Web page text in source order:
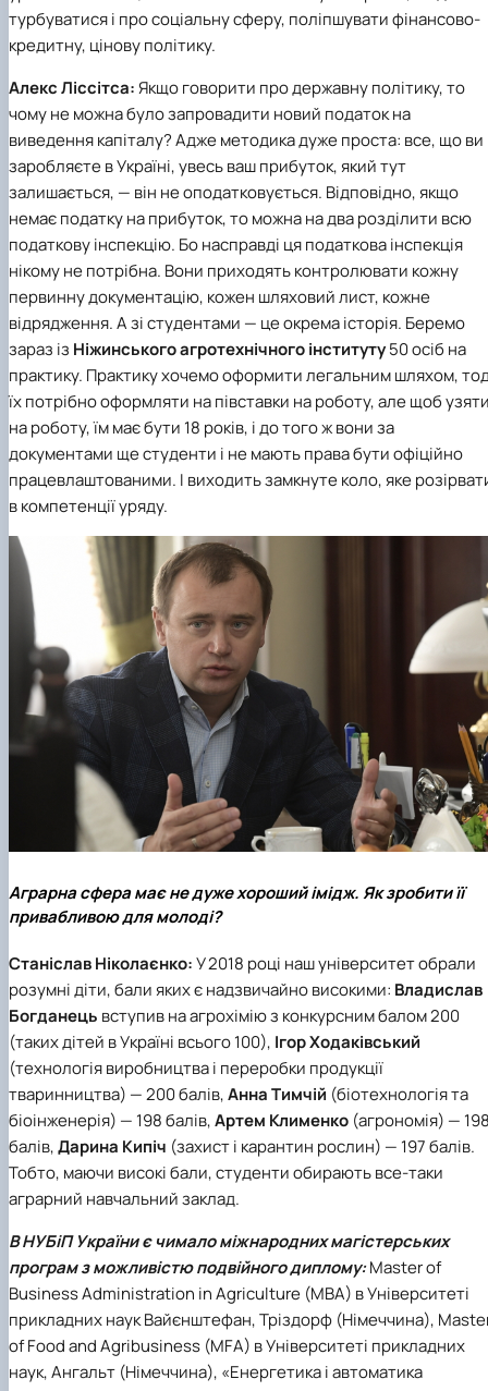
турбуватися і про соціальну сферу, поліпшувати фінансово-
кредитну, цінову політику.
Алекс Ліссітса:Якщо говорити про державну політику, то
чому не можна було запровадити новий податок на
виведення капіталу? Адже методика дуже проста: все, що ви
заробляєте в Україні, увесь ваш прибуток, який тут
залишається, — він не оподатковується. Відповідно, якщо
немає податку на прибуток, то можна на два розділити всю
податкову інспекцію. Бо насправді ця податкова інспекція
нікому не потрібна. Вони приходять контролювати кожну
первинну документацію, кожен шляховий лист, кожне
відрядження. А зі студентами — це окрема історія. Беремо
зараз із Ніжинського агротехнічного інституту50 осіб на
практику. Практику хочемо оформити легальним шляхом,
їх потрібно оформляти на півставки на роботу, але щоб
на роботу, їм має бути 18 років, і до того ж вони за
документами ще студенти і не мають права бути офіційно
працевлаштованими. І виходить замкнуте коло, яке
в компетенції уряду.
Аграрна сфера має не дуже хороший імідж. Як зробити її
привабливою для молоді?
Станіслав Ніколаєнко:У 2018 році наш університет обрали
розумні діти, бали яких є надзвичайно високими: Владислав
Богданець вступив на агрохімію з конкурсним балом 200
(таких дітей в Україні всього 100), Ігор Ходаківський
(технологія виробництва і переробки продукції
тваринництва) — 200 балів,Анна Тимчій (біотехнологія та
біоінженерія) — 198 балів,Артем Клименко (агрономія) —
балів,Дарина Кипіч (захист і карантин рослин) — 197 балів.
Тобто, маючи високі бали, студенти обирають все-таки
аграрний навчальний заклад.
ВНУБіП Україниє чимало міжнародних магістерських
програм з можливістю подвійного диплому:Master of
Business Administration in Agriculture (MBA) в Університеті
прикладних наук Вайєнштефан, Тріздорф (Німеччина),
of Food and Agribusiness (MFA) в Університеті прикладних
наук, Ангальт (Німеччина), «Енергетика і автоматика